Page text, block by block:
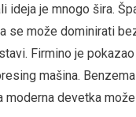
ideja je mnogo šira.
se može dominirati
Firmino je
mašina.
moderna devetka